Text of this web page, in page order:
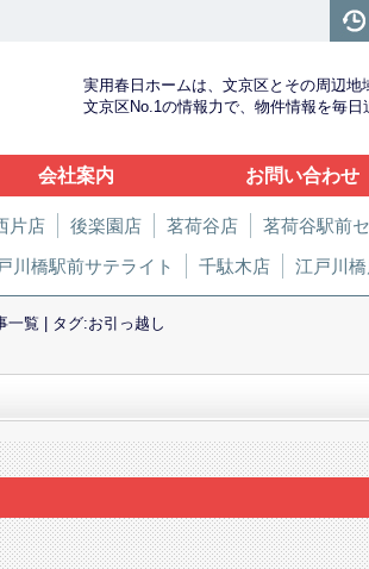
実用春日ホームは、文京区とその周辺地
文京区No.1の情報力で、物件情報を毎日
会社案内 お問い合わせ
片店 後楽園店 茗荷谷店 茗荷谷駅前
川橋駅前サテライト 千駄木店 江戸川
一覧 | タグ:お引っ越し